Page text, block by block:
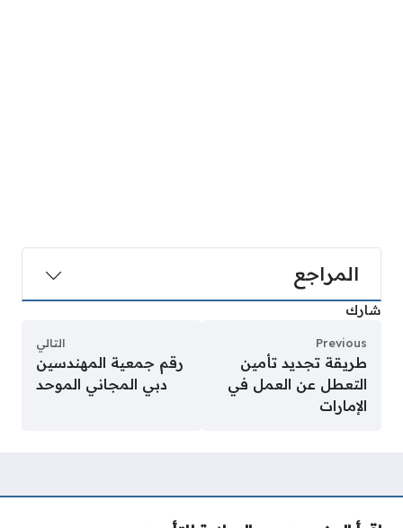
المراجع
شارك
Previous
طريقة تجديد تأمين
التعطل عن العمل في
الإمارات
التالي
رقم جمعية المهندسين
دبي المجاني الموحد